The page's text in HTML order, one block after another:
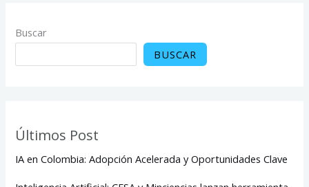
Buscar
BUSCAR
Últimos Post
IA en Colombia: Adopción Acelerada y Oportunidades Clave